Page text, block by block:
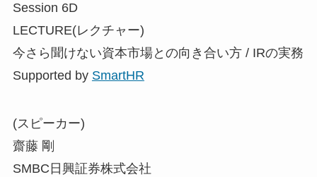
Session 6D
LECTURE(レクチャー)
今さら聞けない資本市場との向き合い方 / IRの実務
Supported by SmartHR
(スピーカー)
齋藤 剛
SMBC日興証券株式会社